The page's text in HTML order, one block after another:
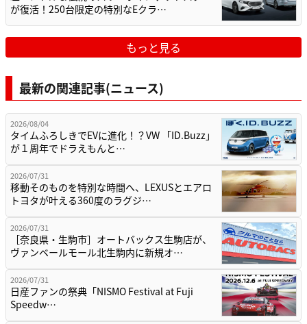
が復活！250台限定の特別なEクラ…
もっと見る
最新の関連記事(ニュース)
2026/08/04
タイムふろしきでEVに進化！？VW 「ID.Buzz」
が１周年でドラえもんと…
2026/07/31
移動そのものを特別な時間へ、LEXUSとエアロ
トヨタが叶える360度のラグジ…
2026/07/31
［奈良県・生駒市］オートバックス生駒店が、
ヴァンベールモール北生駒内に新規オ…
2026/07/31
日産ファンの祭典「NISMO Festival at Fuji
Speedw…